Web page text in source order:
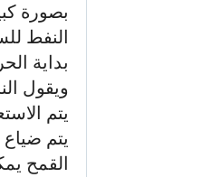
بصورة
النفط
بداية
ويقول
يتم
يتم